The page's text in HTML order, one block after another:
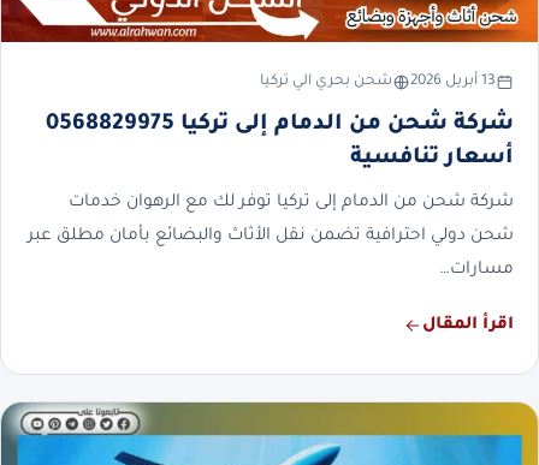
13 أبريل 2026 شحن بحري الي تركيا
شركة شحن من الدمام إلى تركيا 0568829975
أسعار تنافسية
شركة شحن من الدمام إلى تركيا توفر لك مع الرهوان خدمات
شحن دولي احترافية تضمن نقل الأثاث والبضائع بأمان مطلق عبر
مسارات…
اقرأ المقال